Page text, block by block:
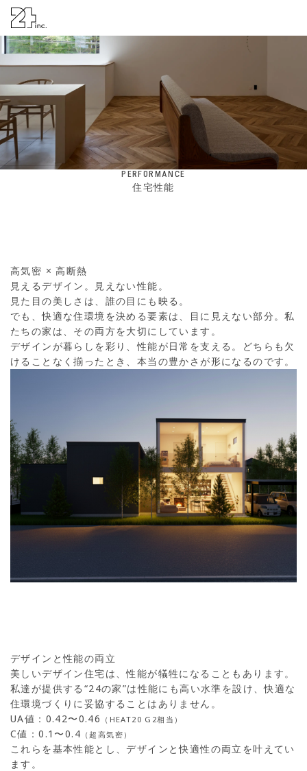
PERFORMANCE
住宅性能
高気密 × 高断熱
見えるデザイン。見えない性能。
見た目の美しさは、誰の目にも映る。
でも、快適な住環境を決める要素は、目に見えない部分。私
たちの家は、その両方を大切にしています。
デザインが暮らしを彩り、性能が日常を支える。どちらも欠
けることなく揃ったとき、本当の豊かさが形になるのです。
デザインと性能の両立
美しいデザイン住宅は、性能が犠牲になることもあります。
私達が提供する“24の家”は性能にも高い水準を設け、快適な
住環境づくりに妥協することはありません。
UA値：0.42〜0.46 （HEAT20 G2相当）
C値：0.1〜0.4 （超高気密）
これらを基本性能とし、デザインと快適性の両立を叶えてい
ます。